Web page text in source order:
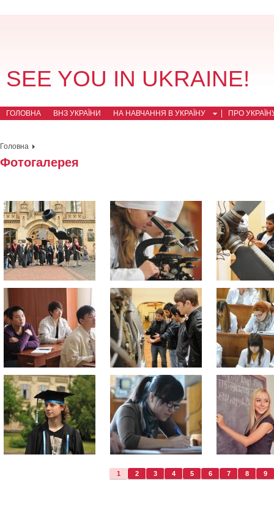
SEE YOU IN UKRAINE!
ГОЛОВНА ВНЗ УКРАЇНИ НА НАВЧАННЯ В УКРАЇНУ ПРО
Головна
Фотогалерея
1 2 3 4 5 6 7 8 9